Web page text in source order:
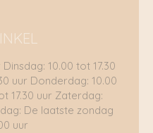
10.00 tot 17.30
uur Donderdag: 10.00
17.30 uur Zaterdag:
De laatste zondag
uur